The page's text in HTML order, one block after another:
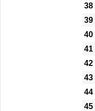
38
39
40
41
42
43
44
45